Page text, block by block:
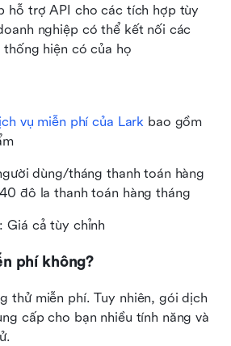
hỗ trợ API cho các tích hợp tùy
nghiệp có thể kết nối các
thống hiện có của họ
vụ miễn phí của Lark bao gồm
dùng/tháng thanh toán hàng
đô la thanh toán hàng tháng
Giá cả tùy chỉnh
phí không?
thử miễn phí. Tuy nhiên, gói dịch
cấp cho bạn nhiều tính năng và